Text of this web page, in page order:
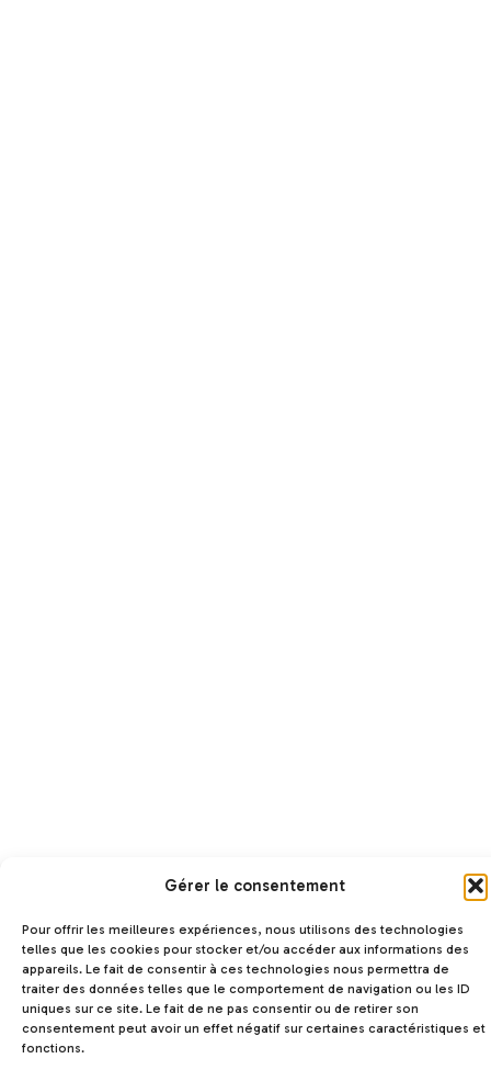
Gérer le consentement
Pour offrir les meilleures expériences, nous utilisons des technologies
telles que les cookies pour stocker et/ou accéder aux informations des
appareils. Le fait de consentir à ces technologies nous permettra de
traiter des données telles que le comportement de navigation ou les ID
uniques sur ce site. Le fait de ne pas consentir ou de retirer son
consentement peut avoir un effet négatif sur certaines caractéristiques et
fonctions.